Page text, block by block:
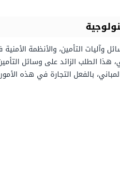
وآليات التأمين، والأنظمة
هذا الطلب الزائد على وسائل
بالفعل التجارة في هذه